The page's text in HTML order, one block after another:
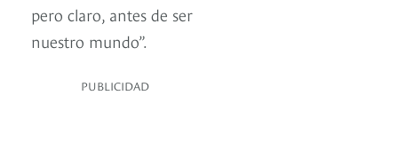
pero claro, antes de ser
nuestro mundo”.
PUBLICIDAD